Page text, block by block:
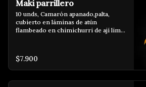
Maki parrillero
10 unds, Camarón apanado,palta,
cubierto en láminas de atún
flambeado en chimichurri de ají limo
$7.900